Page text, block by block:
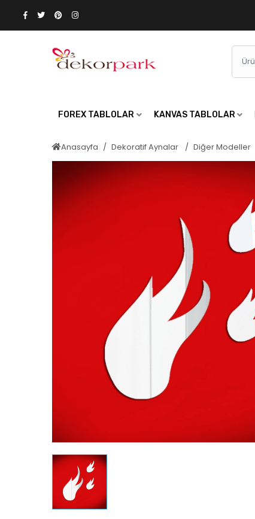
FOREX TABLOLAR KANVAS TABLOLAR
Anasayfa Dekoratif Aynalar Diğer Modeller